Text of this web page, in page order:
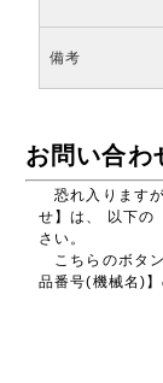
備考
お問い合わ
恐れ入りますが
せ】は、 以下の
さい。
こちらのボタ
品番号(機械名)